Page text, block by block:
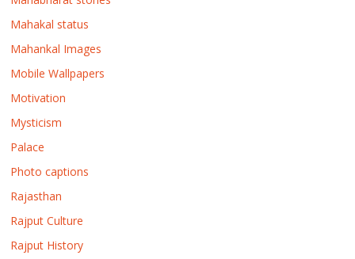
Mahakal status
Mahankal Images
Mobile Wallpapers
Motivation
Mysticism
Palace
Photo captions
Rajasthan
Rajput Culture
Rajput History